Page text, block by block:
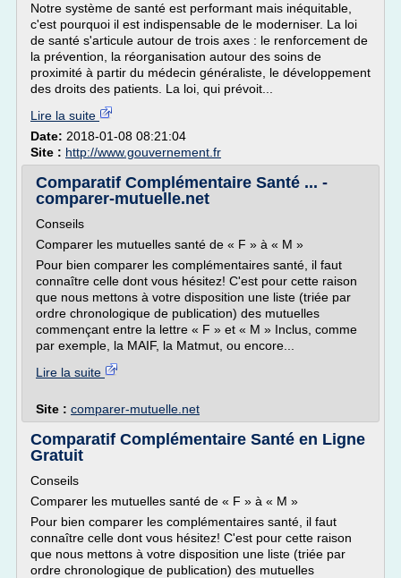
Notre système de santé est performant mais inéquitable,
c'est pourquoi il est indispensable de le moderniser. La loi
de santé s'articule autour de trois axes : le renforcement de
la prévention, la réorganisation autour des soins de
proximité à partir du médecin généraliste, le développement
des droits des patients. La loi, qui prévoit...
Lire la suite
Date: 2018-01-08 08:21:04
Site : http://www.gouvernement.fr
Comparatif Complémentaire Santé ... -
comparer-mutuelle.net
Conseils
Comparer les mutuelles santé de « F » à « M »
Pour bien comparer les complémentaires santé, il faut
connaître celle dont vous hésitez! C'est pour cette raison
que nous mettons à votre disposition une liste (triée par
ordre chronologique de publication) des mutuelles
commençant entre la lettre « F » et « M » Inclus, comme
par exemple, la MAIF, la Matmut, ou encore...
Lire la suite
Site : comparer-mutuelle.net
Comparatif Complémentaire Santé en Ligne
Gratuit
Conseils
Comparer les mutuelles santé de « F » à « M »
Pour bien comparer les complémentaires santé, il faut
connaître celle dont vous hésitez! C'est pour cette raison
que nous mettons à votre disposition une liste (triée par
ordre chronologique de publication) des mutuelles